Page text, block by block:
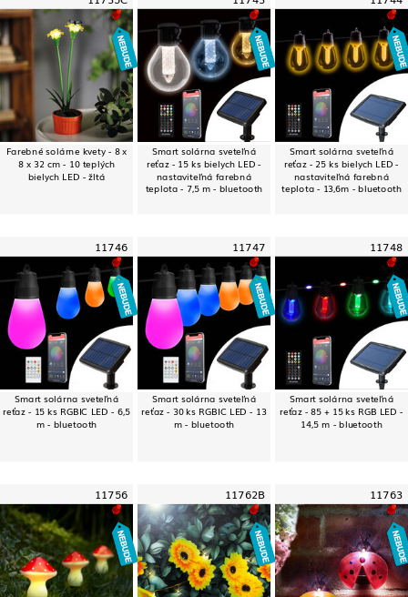
Farebné solárne kvety - 8 x
8 x 32 cm - 10 teplých
bielych LED - žltá
Smart solárna sveteľná
reťaz - 15 ks bielych LED -
nastaviteľná farebná
teplota - 7,5 m - bluetooth
Smart solárna sveteľná
reťaz - 25 ks bielych LED -
nastaviteľná farebná
teplota - 13,6m - bluetooth
11746
Smart solárna sveteľná
reťaz - 15 ks RGBIC LED - 6,5
m - bluetooth
11747
Smart solárna sveteľná
reťaz - 30 ks RGBIC LED - 13
m - bluetooth
11748
Smart solárna sveteľná
reťaz - 85 + 15 ks RGB LED -
14,5 m - bluetooth
11756 11762B 11763